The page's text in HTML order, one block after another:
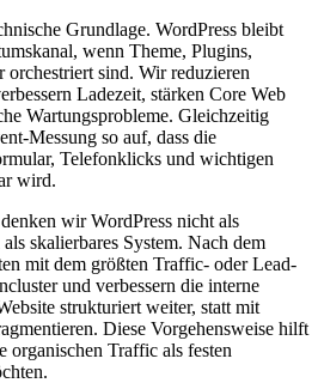
Grundlage. WordPress bleibt
wenn Theme, Plugins,
orchestriert sind. Wir reduzieren
Ladezeit, stärken Core Web
Wartungsprobleme. Gleichzeitig
Messung so auf, dass die
Telefonklicks und wichtigen
wird.
wir WordPress nicht als
skalierbares System. Nach dem
mit dem größten Traffic- oder Lead-
und verbessern die interne
strukturiert weiter, statt mit
Diese Vorgehensweise hilft
organischen Traffic als festen